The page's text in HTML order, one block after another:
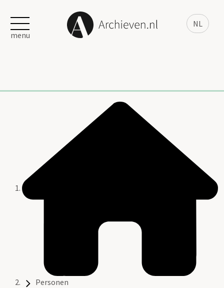
NL
menu
Personen